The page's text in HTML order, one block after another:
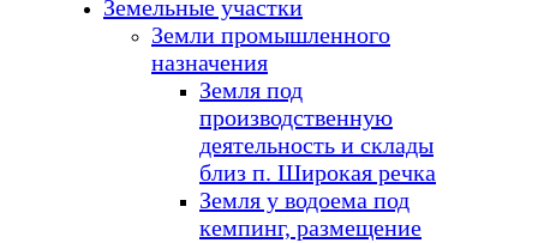
Земельные участки
Земли промышленного
назначения
Земля под
производственную
деятельность и склады
близ п. Широкая речка
Земля у водоема под
кемпинг, размещение